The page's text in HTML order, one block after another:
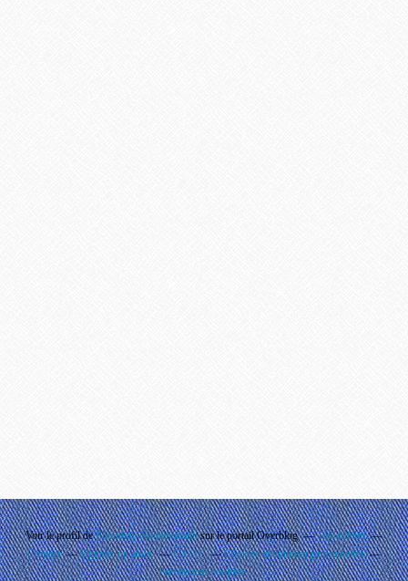
Voir le profil dePhouthay Nontanovanhsur le portail Overblog
Top articles
Contact
Signaler un abus C.G.U.
Cookies et données personnelles
Préférences cookies